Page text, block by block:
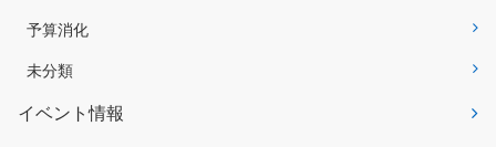
予算消化
未分類
イベント情報